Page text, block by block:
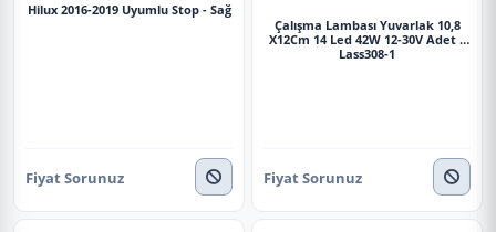
Hilux 2016-2019 Uyumlu Stop - Sağ
Fiyat Sorunuz
Çalışma Lambası Yuvarlak 10,8
X12Cm 14 Led 42W 12-30V Adet /
Lass308-1
Fiyat Sorunuz